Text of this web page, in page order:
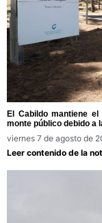
El Cabildo mantiene
monte público debido a
viernes 7 de agosto de
Leer contenido de la